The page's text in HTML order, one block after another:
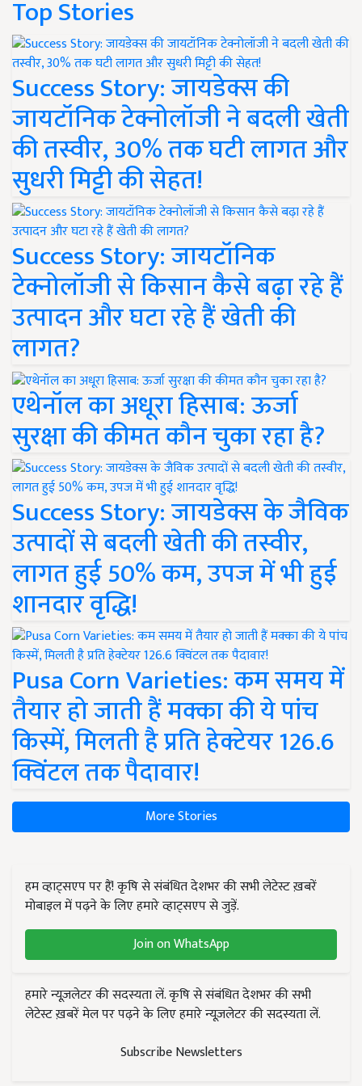
Top Stories
Success Story: जायडेक्स की
जायटॉनिक टेक्नोलॉजी ने बदली खेती
की तस्वीर, 30% तक घटी लागत और
सुधरी मिट्टी की सेहत!
Success Story: जायटॉनिक
टेक्नोलॉजी से किसान कैसे बढ़ा रहे हैं
उत्पादन और घटा रहे हैं खेती की
लागत?
एथेनॉल का अधूरा हिसाब: ऊर्जा
सुरक्षा की कीमत कौन चुका रहा है?
Success Story: जायडेक्स के जैविक
उत्पादों से बदली खेती की तस्वीर,
लागत हुई 50% कम, उपज में भी हुई
शानदार वृद्धि!
Pusa Corn Varieties: कम समय में
तैयार हो जाती हैं मक्का की ये पांच
किस्में, मिलती है प्रति हेक्टेयर 126.6
क्विंटल तक पैदावार!
More Stories
हम व्हाट्सएप पर हैं! कृषि से संबंधित देशभर की सभी लेटेस्ट ख़बरें
मोबाइल में पढ़ने के लिए हमारे व्हाट्सएप से जुड़ें.
Join on WhatsApp
हमारे न्यूज़लेटर की सदस्यता लें. कृषि से संबंधित देशभर की सभी
लेटेस्ट ख़बरें मेल पर पढ़ने के लिए हमारे न्यूज़लेटर की सदस्यता लें.
Subscribe Newsletters